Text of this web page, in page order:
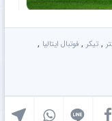
, تیکر , فوتبال ایتالیا ,